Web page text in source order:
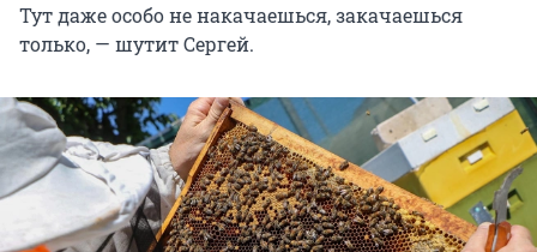
Тут даже особо не накачаешься, закачаешься
только, — шутит Сергей.